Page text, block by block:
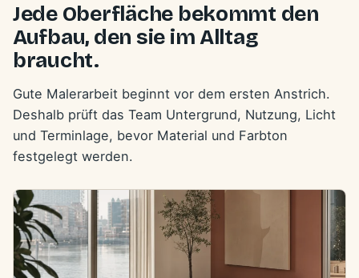
Jede Oberfläche bekommt den
Aufbau, den sie im Alltag
braucht.
Gute Malerarbeit beginnt vor dem ersten Anstrich.
Deshalb prüft das Team Untergrund, Nutzung, Licht
und Terminlage, bevor Material und Farbton
festgelegt werden.